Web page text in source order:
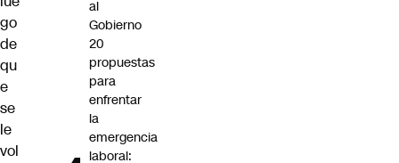
go
de
qu
e
se
le
vol
al
Gobierno
20
propuestas
para
enfrentar
la
emergencia
laboral: